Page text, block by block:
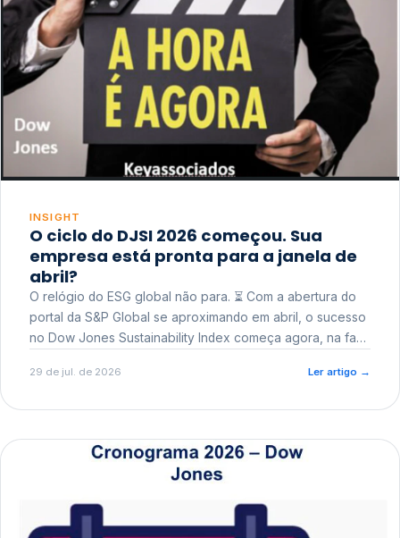
INSIGHT
O ciclo do DJSI 2026 começou. Sua
empresa está pronta para a janela de
abril?
O relógio do ESG global não para. ⏳ Com a abertura do
portal da S&P Global se aproximando em abril, o sucesso
no Dow Jones Sustainability Index começa agora, na fase
29 de jul. de 2026 Ler artigo →